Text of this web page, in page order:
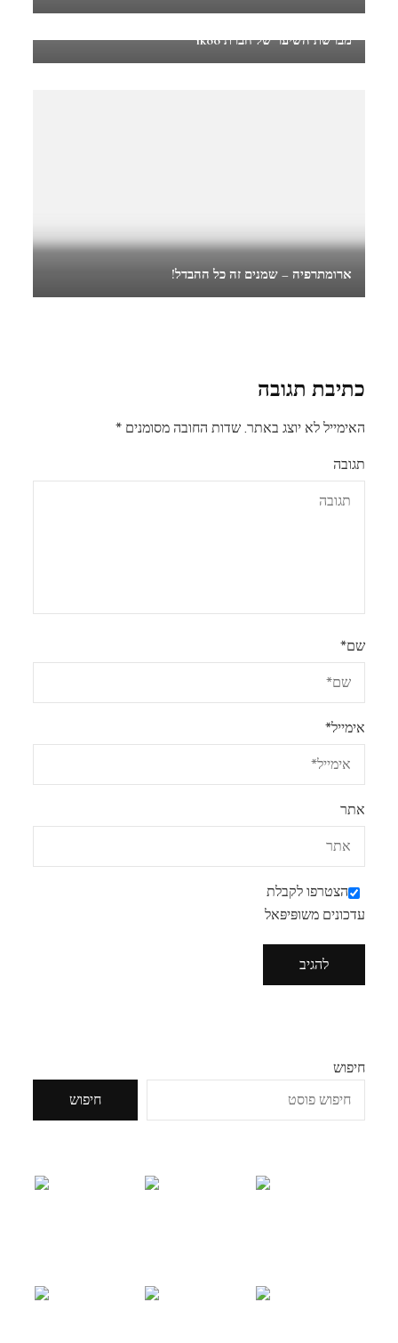
מברשת השיער של חברת ikoo
ארומתרפיה – שמנים זה כל ההבדל!
כתיבת תגובה
האימייל לא יוצג באתר. שדות החובה מסומנים*
תגובה
שם*
אימייל*
אתר
הצטרפו לקבלת
עדכונים משופּיפּאל
חיפוש
חיפוש